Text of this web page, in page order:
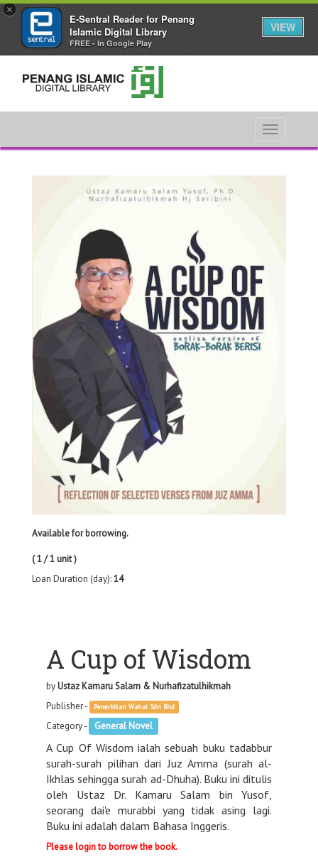
×
E-Sentral Reader for Penang
Islamic Digital Library
FREE - In Google Play
VIEW
Toggle
Available for borrowing.
( 1 / 1 unit )
Loan Duration (day):14
A Cup of Wisdom
byUstaz Kamaru Salam & Nurhafizatulhikmah
Publisher -
Penerbitan Wahai Sdn Bhd
Category - General Novel
A Cup Of Wisdom ialah sebuah buku tadabbur
surah-surah pilihan dari Juz Amma (surah al-
Ikhlas sehingga surah ad-Dhuha). Buku ini ditulis
oleh Ustaz Dr. Kamaru Salam bin Yusof,
seorang dai'e murabbi yang tidak asing lagi.
Buku ini adalah dalam Bahasa Inggeris.
Please login to borrow the book.